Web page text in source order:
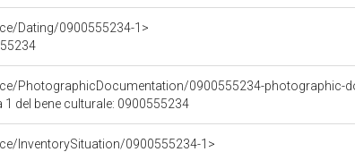
Dating/0900555234-1>
PhotographicDocumentation/0900555234-photographic-
del bene culturale: 0900555234
InventorySituation/0900555234-1>